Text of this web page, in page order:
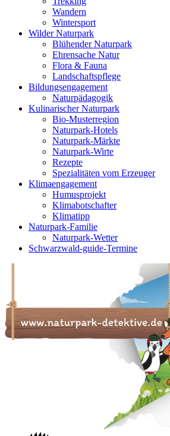
Wandern
Wintersport
Wilder Naturpark
Blühender Naturpark
Ehrensache Natur
Flora & Fauna
Landschaftspflege
Bildungs­engagement
Naturpädagogik
Kulinarischer Naturpark
Bio-Musterregion
Naturpark-Hotels
Naturpark-Märkte
Naturpark-Wirte
Rezepte
Spezialitäten vom Erzeuger
Klima­engagement
Humusprojekt
Klimabotschafter
Klimatipp
Naturpark-Familie
Naturpark-Wetter
Schwarzwald-guide-Termine